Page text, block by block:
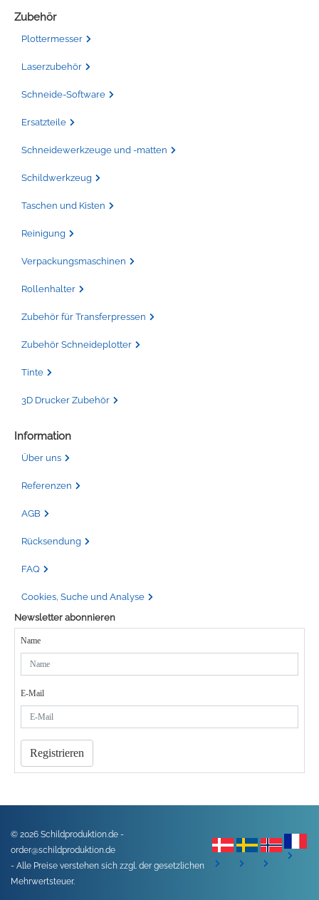
Zubehör
Plottermesser
Laserzubehör
Schneide-Software
Ersatzteile
Schneidewerkzeuge und -matten
Schildwerkzeug
Taschen und Kisten
Reinigung
Verpackungsmaschinen
Rollenhalter
Zubehör für Transferpressen
Zubehör Schneideplotter
Tinte
3D Drucker Zubehör
Information
Über uns
Referenzen
AGB
Rücksendung
FAQ
Cookies, Suche und Analyse
Newsletter abonnieren
Name
E-Mail
Registrieren
© 2026 Schildproduktion.de -
order@schildproduktion.de
- Alle Preise verstehen sich zzgl. der gesetzlichen
Mehrwertsteuer.